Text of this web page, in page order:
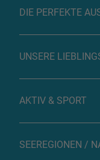
DIE PERFEKTE
UNSERE
AKTIV & SPORT
SEEREGIONEN /